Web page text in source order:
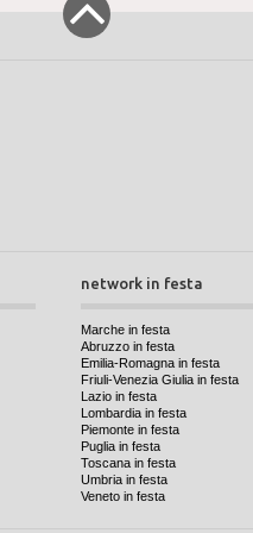
network in festa
Marche in festa
Abruzzo in festa
Emilia-Romagna in festa
Friuli-Venezia Giulia in festa
Lazio in festa
Lombardia in festa
Piemonte in festa
Puglia in festa
Toscana in festa
Umbria in festa
Veneto in festa